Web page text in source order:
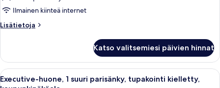
parveke
King
View)
kuvat
Ilmainen kiinteä internet
Lisätietoja
Lisätietoja
1
suuri
parisänky,
parveke
Katso valitsemiesi päivien hinnat
Avaa
kaikki
Moderni hotellihuone, jossa on
12
Executive-huone, 1 suuri parisänky, tupakointi kielletty,